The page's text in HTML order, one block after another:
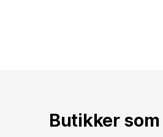
Butikker